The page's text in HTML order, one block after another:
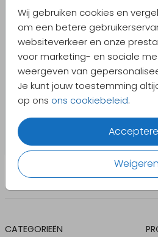
Wij gebruiken cookies en
om een betere
websiteverkeer en onze
voor marketing- en sociale
weergeven van
Je kunt jouw toestemming
op ons ons cookiebeleid.
Weigeren
CATEGORIEËN